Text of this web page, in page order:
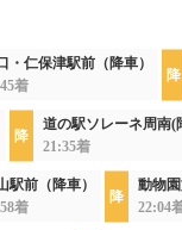
・仁保津駅前（降車）
着
道の駅ソレーネ周南(
21:35着
駅前（降車）
着
動物
22:04